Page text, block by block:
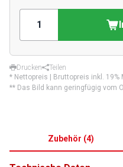
Drucken
Teilen
* Nettopreis | Bruttopreis inkl. 19%
** Das Bild kann geringfügig vom
Zubehör (4)